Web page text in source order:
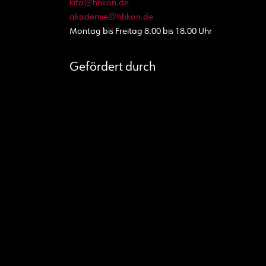
g
t
kita@hhkon.de
akademie@hhkon.de
Montag bis Freitag 8.00 bis 18.00 Uhr
Gefördert durch